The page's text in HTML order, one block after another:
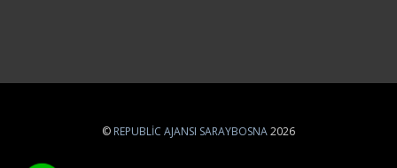
© REPUBLIC AJANSI SARAYBOSNA2026